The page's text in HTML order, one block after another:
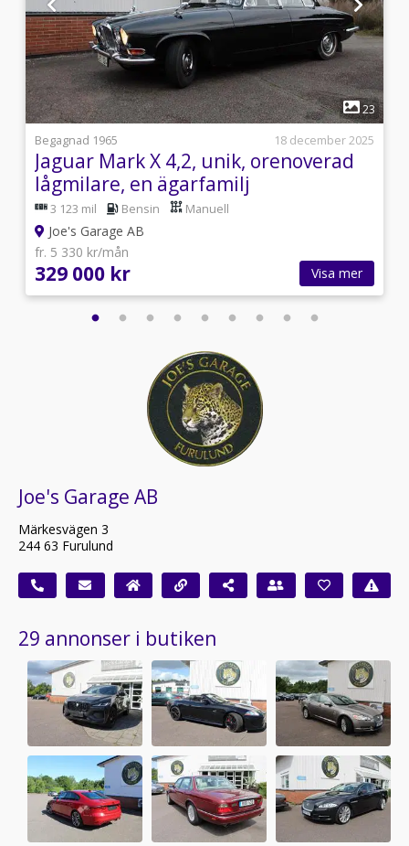
1
23
Begagnad 1965
18 december 2025
Jaguar Mark X 4,2, unik, orenoverad
lågmilare, en ägarfamilj
3 123 mil Bensin Manuell
Joe's Garage AB
fr. 5 330 kr/mån
329 000 kr Visa mer
Joe's Garage AB
Märkesvägen 3
244 63 Furulund
29 annonser i butiken